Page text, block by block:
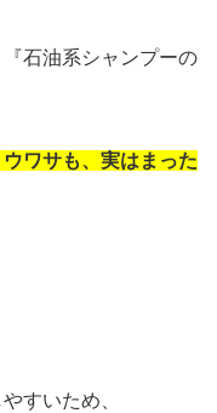
石油系シャンプーの
ワサも、実はまった
すいため、